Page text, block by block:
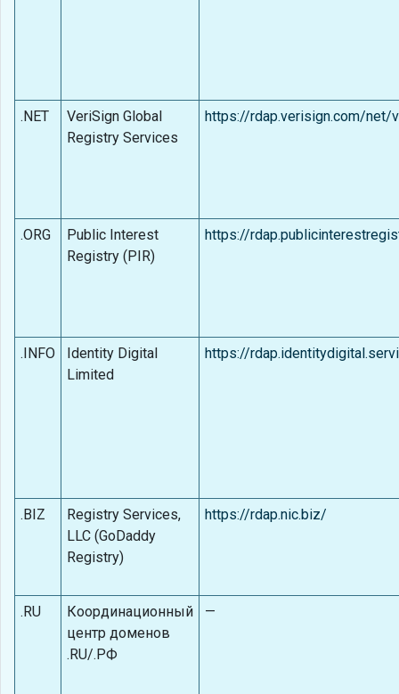
.NET
VeriSign Global
Registry Services
https://rdap.verisign.com/net/
.ORG
Public Interest
Registry (PIR)
https://
.INFO
Identity Digital
Limited
https://
.BIZ
Registry Services,
LLC (GoDaddy
Registry)
https://rdap.nic.biz/
.RU
Координационный
центр доменов
.RU/.РФ
—